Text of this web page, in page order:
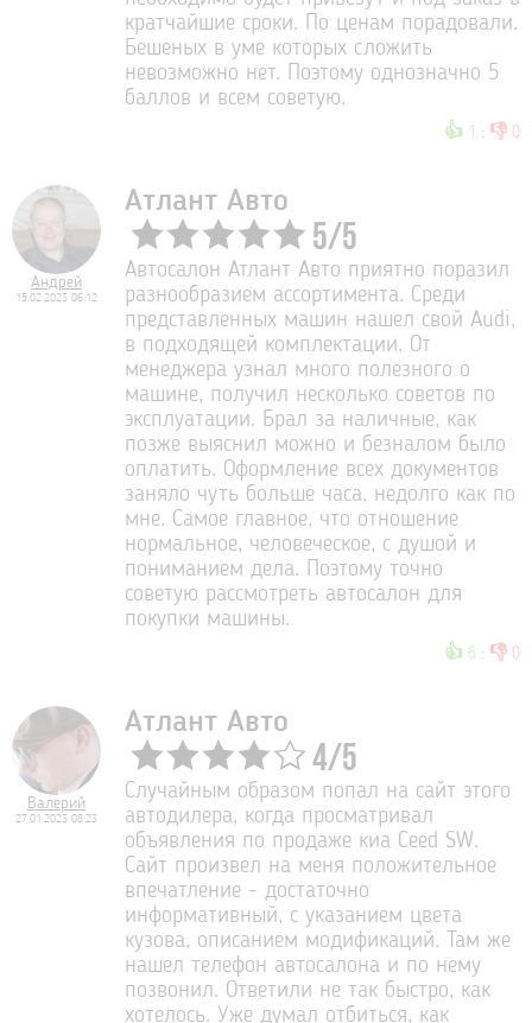
кратчайшие сроки. По ценам порадовали.
Бешеных в уме которых сложить
невозможно нет. Поэтому однозначно 5
баллов и всем советую.
👍 1 : 👎
Андрей
15.02.2023 06:12
Атлант Авто
5/5
Автосалон Атлант Авто приятно поразил
разнообразием ассортимента. Среди
представленных машин нашел свой Audi,
в подходящей комплектации. От
менеджера узнал много полезного о
машине, получил несколько советов по
эксплуатации. Брал за наличные, как
позже выяснил можно и безналом было
оплатить. Оформление всех документов
заняло чуть больше часа, недолго как по
мне. Самое главное, что отношение
нормальное, человеческое, с душой и
пониманием дела. Поэтому точно
советую рассмотреть автосалон для
покупки машины.
👍 6 : 👎
Валерий
27.01.2023 08:23
Атлант Авто
4/5
Случайным образом попал на сайт этого
автодилера, когда просматривал
объявления по продаже киа Ceed SW.
Сайт произвел на меня положительное
впечатление - достаточно
информативный, с указанием цвета
кузова, описанием модификаций. Там же
нашел телефон автосалона и по нему
позвонил. Ответили не так быстро, как
хотелось. Уже думал отбиться, как